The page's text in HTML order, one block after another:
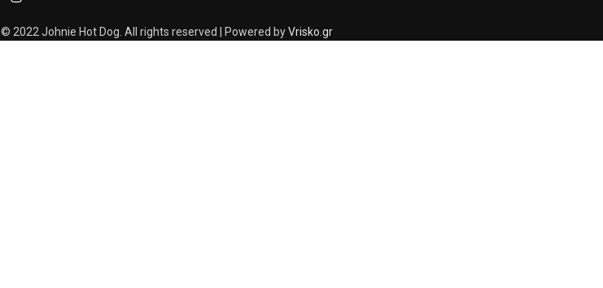
© 2022 Johnie Hot Dog. All rights reserved | Powered byVrisko.gr